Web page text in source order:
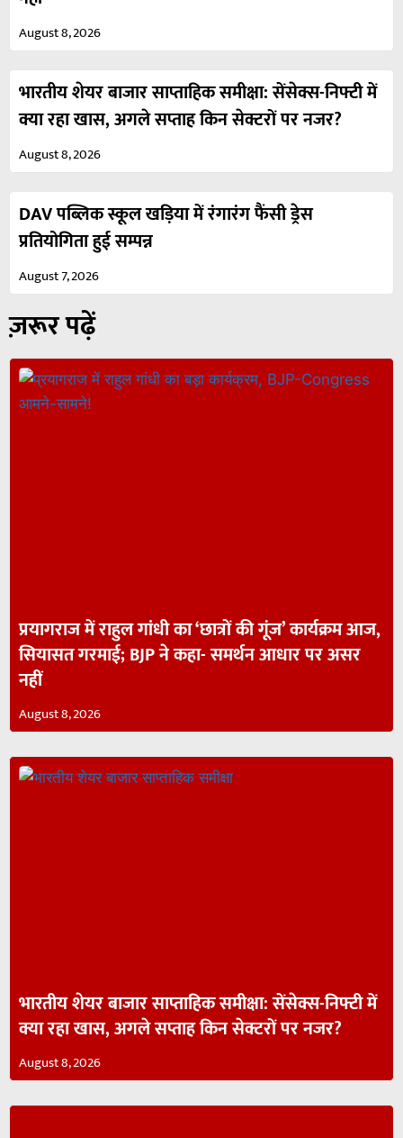
August 8, 2026
भारतीय शेयर बाजार साप्ताहिक समीक्षा: सेंसेक्स-निफ्टी में
क्या रहा खास, अगले सप्ताह किन सेक्टरों पर नजर?
August 8, 2026
DAV पब्लिक स्कूल खड़िया में रंगारंग फैंसी ड्रेस
प्रतियोगिता हुई सम्पन्न
August 7, 2026
ज़रूर पढ़ें
प्रयागराज में राहुल गांधी का ‘छात्रों की गूंज’ कार्यक्रम आज,
सियासत गरमाई; BJP ने कहा- समर्थन आधार पर असर
नहीं
August 8, 2026
भारतीय शेयर बाजार साप्ताहिक समीक्षा: सेंसेक्स-निफ्टी में
क्या रहा खास, अगले सप्ताह किन सेक्टरों पर नजर?
August 8, 2026